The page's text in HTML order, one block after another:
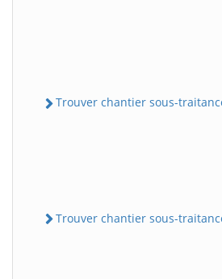
Trouver chantier sous-
Trouver chantier sous-